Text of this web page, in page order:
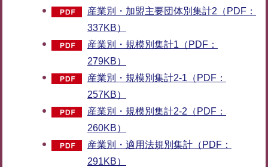
産業別・加盟主要団体別集計2（PDF：
337KB）
産業別・規模別集計1（PDF：
279KB）
産業別・規模別集計2-1（PDF：
257KB）
産業別・規模別集計2-2（PDF：
260KB）
産業別・適用法規別集計（PDF：
291KB）